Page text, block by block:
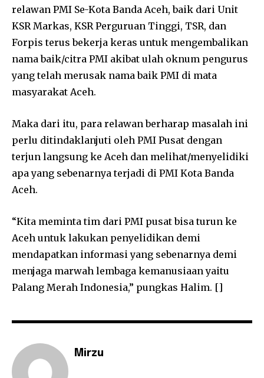
relawan PMI Se-Kota Banda Aceh, baik dari Unit
KSR Markas, KSR Perguruan Tinggi, TSR, dan
Forpis terus bekerja keras untuk mengembalikan
nama baik/citra PMI akibat ulah oknum pengurus
yang telah merusak nama baik PMI di mata
masyarakat Aceh.
Maka dari itu, para relawan berharap masalah ini
perlu ditindaklanjuti oleh PMI Pusat dengan
terjun langsung ke Aceh dan melihat/menyelidiki
apa yang sebenarnya terjadi di PMI Kota Banda
Aceh.
“Kita meminta tim dari PMI pusat bisa turun ke
Aceh untuk lakukan penyelidikan demi
mendapatkan informasi yang sebenarnya demi
menjaga marwah lembaga kemanusiaan yaitu
Palang Merah Indonesia,” pungkas Halim. []
Mirzu